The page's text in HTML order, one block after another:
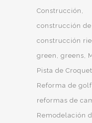
Construcción
construcción
construcción
green
greens
Pista de Croquet
Reforma de golf
reformas de
Remodelación